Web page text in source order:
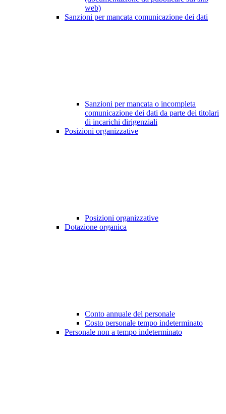
web)
Sanzioni per mancata comunicazione dei dati
Sanzioni per mancata o incompleta
comunicazione dei dati da parte dei titolari
di incarichi dirigenziali
Posizioni organizzative
Posizioni organizzative
Dotazione organica
Conto annuale del personale
Costo personale tempo indeterminato
Personale non a tempo indeterminato